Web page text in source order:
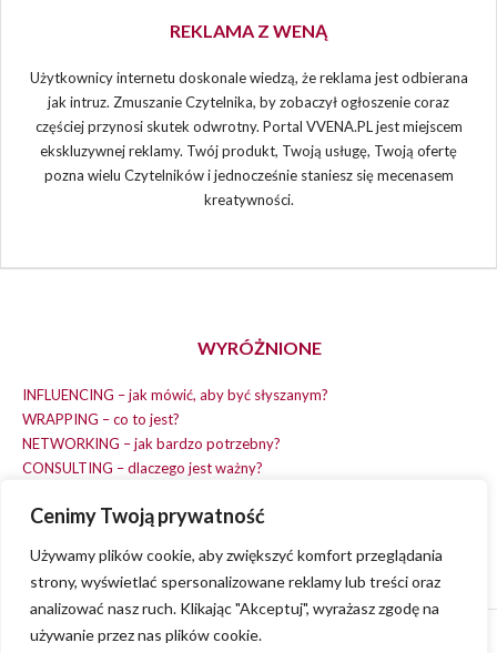
Cenimy Twoją prywatność
Używamy plików cookie, aby zwiększyć komfort przeglądania
strony, wyświetlać spersonalizowane reklamy lub treści oraz
analizować nasz ruch. Klikając "Akceptuj", wyrażasz zgodę na
używanie przez nas plików cookie.
REKLAMA Z WENĄ
Użytkownicy internetu doskonale wiedzą, że reklama jest odbierana
jak intruz. Zmuszanie Czytelnika, by zobaczył ogłoszenie coraz
częściej przynosi skutek odwrotny. Portal VVENA.PL jest miejscem
ekskluzywnej reklamy. Twój produkt, Twoją usługę, Twoją ofertę
pozna wielu Czytelników i jednocześnie staniesz się mecenasem
kreatywności.
WYRÓŻNIONE
INFLUENCING – jak mówić, aby być słyszanym?
WRAPPING – co to jest?
NETWORKING – jak bardzo potrzebny?
CONSULTING – dlaczego jest ważny?
EARNING – jak zarobić na dobrym pomyśle?